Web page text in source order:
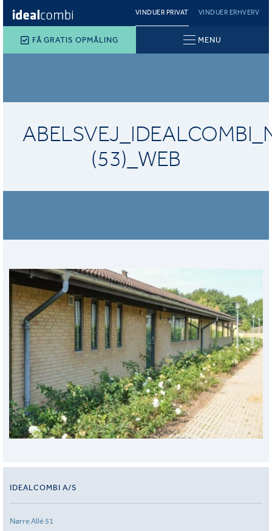
VINDUER PRIVAT VINDUER ERHVERV
FÅ GRATIS OPMÅLING MENU
(53)_WEB
IDEALCOMBI A/S
Nørre Allé 51